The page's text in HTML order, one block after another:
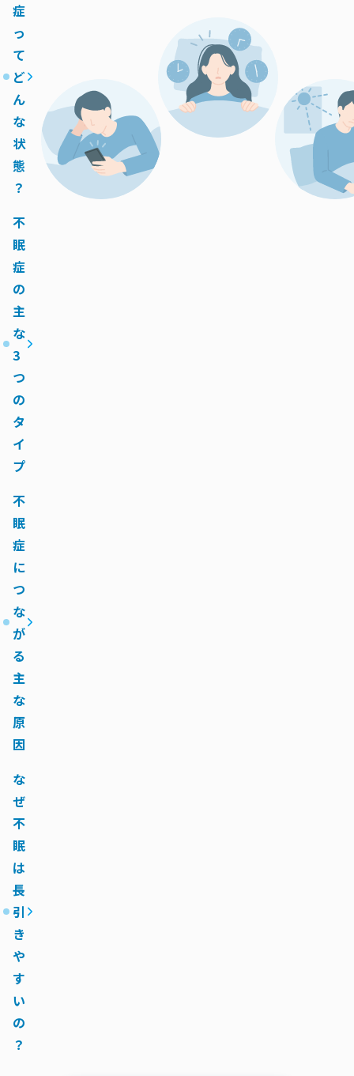
症
っ
て
ど
ん
な
状
態
？
不
眠
症
の
主
な
3
つ
の
タ
イ
プ
不
眠
症
に
つ
な
が
る
主
な
原
因
な
ぜ
不
眠
は
長
引
き
や
す
い
の
？